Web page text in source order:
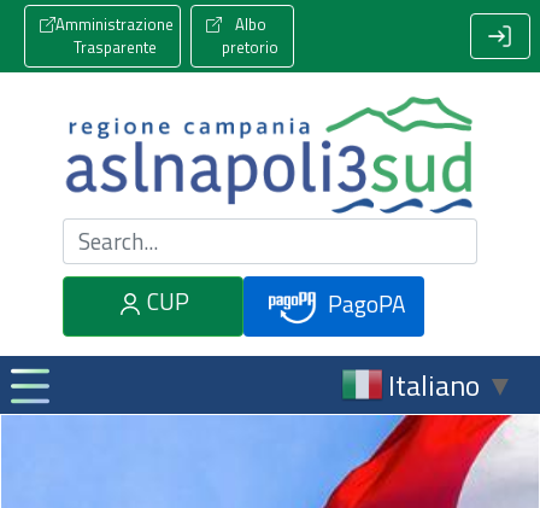
Amministrazione
Trasparente
Albo
pretorio
Cerca nel sito
CUP
PagoPA
Italiano ▼